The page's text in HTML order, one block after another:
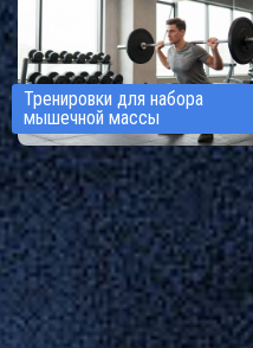
Тренировки для набора
мышечной массы